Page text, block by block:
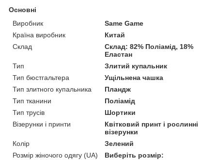
Основні
Виробник
Same Game
Країна виробник
Китай
Склад
Склад: 82% Поліамід, 18%
Еластан
Тип
Злитий купальник
Тип бюстгальтера
Ущільнена чашка
Тип злитного купальника
Пландж
Тип тканини
Поліамід
Тип трусів
Шортики
Візерунки і принти
Квітковий принт і рослинні
візерунки
Колір
Зелений
Розмір жіночого одягу (UA)
Виберіть розмір: